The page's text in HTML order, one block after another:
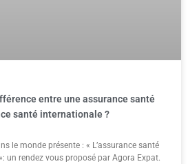
entre une assurance santé
santé internationale ?
le monde présente : « L’assurance santé
un rendez vous proposé par Agora Expat.